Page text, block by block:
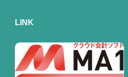
LINK